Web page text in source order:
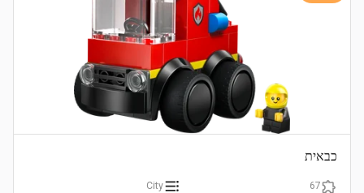
כבאית
67
City